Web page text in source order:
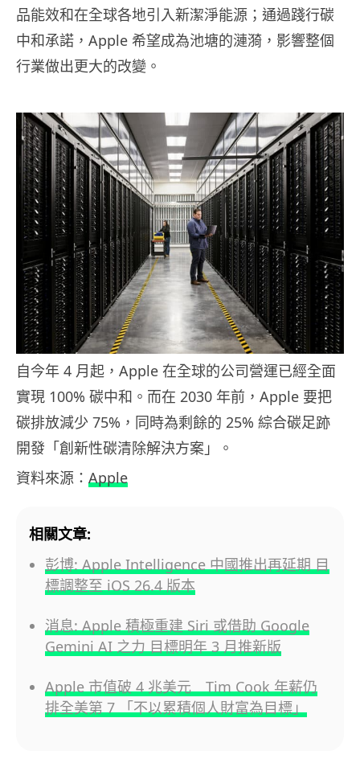
品能效和在全球各地引入新潔淨能源；通過踐行碳
中和承諾，Apple 希望成為池塘的漣漪，影響整個
行業做出更大的改變。
自今年 4 月起， Apple 在全球的公司營運已經全面
實現 100% 碳中和。而在 2030 年前， Apple 要把
碳排放減少 75% ，同時為剩餘的 25% 綜合碳足跡
開發「創新性碳清除解決方案」。
資料來源： Apple
相關文章:
彭博: Apple Intelligence 中國推出再延期 目
標調整至 iOS 26.4 版本
消息: Apple 積極重建 Siri 或借助 Google
Gemini AI 之力 目標明年 3 月推新版
Apple 市值破 4 兆美元 Tim Cook 年薪仍
排全美第 7 「不以累積個人財富為目標」